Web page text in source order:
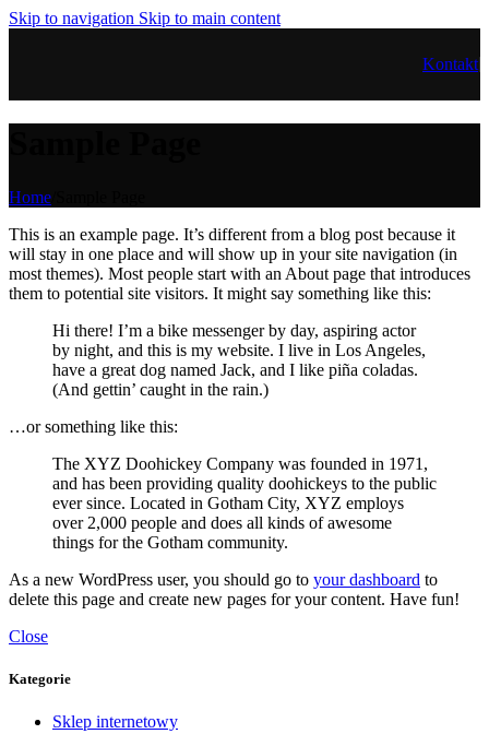
Skip to navigation Skip to main content
Kontakt
Home
This is an example page. It’s different from a blog post because it
will stay in one place and will show up in your site navigation (in
most themes). Most people start with an About page that introduces
them to potential site visitors. It might say something like this:
Hi there! I’m a bike messenger by day, aspiring actor
by night, and this is my website. I live in Los Angeles,
have a great dog named Jack, and I like piña coladas.
(And gettin’ caught in the rain.)
…or something like this:
The XYZ Doohickey Company was founded in 1971,
and has been providing quality doohickeys to the public
ever since. Located in Gotham City, XYZ employs
over 2,000 people and does all kinds of awesome
things for the Gotham community.
As a new WordPress user, you should go to your dashboard to
delete this page and create new pages for your content. Have fun!
Close
Kategorie
Sklep internetowy